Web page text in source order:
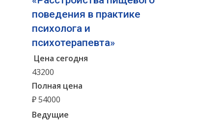
поведения в практике
психолога и
психотерапевта»
Цена сегодня
43200
Полная цена
₽ 54000
Ведущие